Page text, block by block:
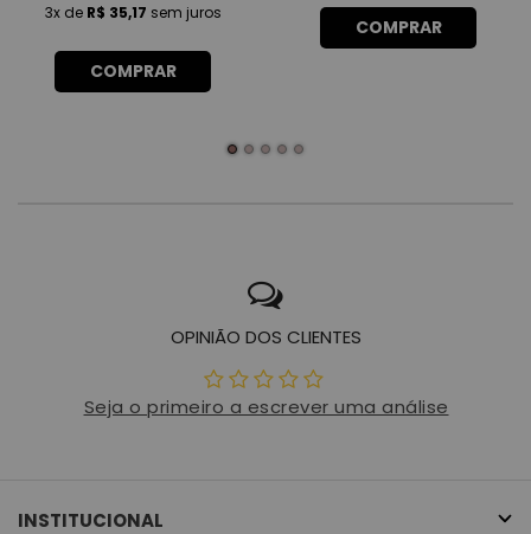
3xde R$ 35,17 sem juros
COMPRAR
COMPRAR
OPINIÃO DOS CLIENTES
Seja o primeiro a escrever uma análise
INSTITUCIONAL